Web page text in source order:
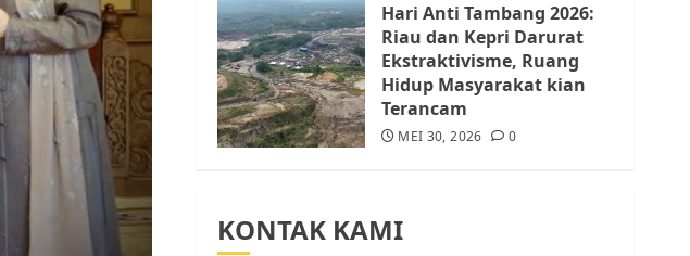
Hari Anti Tambang 2026:
Riau dan Kepri Darurat
Ekstraktivisme, Ruang
Hidup Masyarakat kian
Terancam
MEI 30, 2026 0
KONTAK KAMI